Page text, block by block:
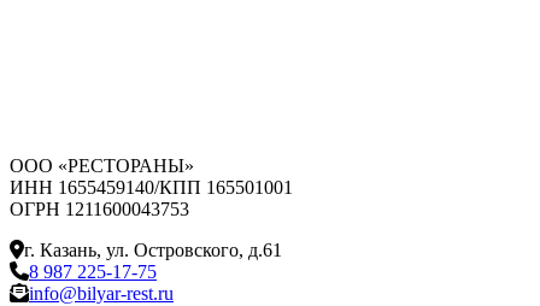
ООО «РЕСТОРАНЫ»
ИНН 1655459140/КПП 165501001
ОГРН 1211600043753
г. Казань, ул. Островского, д.61
8 987 225-17-75
info@bilyar-rest.ru